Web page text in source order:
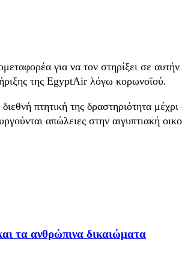
για να τον στηρίξει σε
της EgyptAir λόγω κορωνοϊού.
πτητική της δραστηριότητα
απώλειες στην αιγυπτιακή
τα ανθρώπινα δικαιώματα